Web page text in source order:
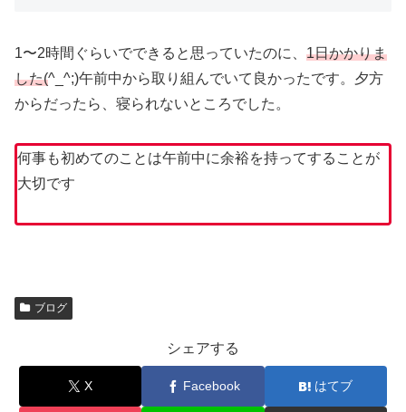
1〜2時間ぐらいでできると思っていたのに、 1日かかりま
した(^_^;)午前中から取り組んでいて良かったです。夕方
からだったら、寝られないところでした。
何事も初めてのことは午前中に余裕を持ってすることが
大切です
ブログ
シェアする
X Facebook はてブ